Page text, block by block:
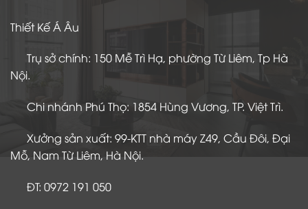
Thiết Kế Á Âu
Trụ sở chính: 150 Mễ Trì Hạ, phường Từ Liêm, Tp Hà
Nội.
Chi nhánh Phú Thọ: 1854 Hùng Vương, TP. Việt Trì.
Xưởng sản xuất: 99-KTT nhà máy Z49, Cầu Đôi, Đại
Mỗ, Nam Từ Liêm, Hà Nội.
ĐT: 0972 191 050